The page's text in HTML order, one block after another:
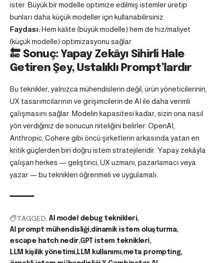
ister. Büyük bir modelle optimize edilmiş istemler üretip
bunları daha küçük modeller için kullanabilirsiniz.
Faydası: Hem kalite (büyük modelle) hem de hız/maliyet
(küçük modelle) optimizasyonu sağlar.
🔚 Sonuç: Yapay Zekâyı Sihirli Hale
Getiren Şey, Ustalıklı Prompt’lardır
Bu teknikler, yalnızca mühendislerin değil, ürün yöneticilerinin,
UX tasarımcılarının ve girişimcilerin de AI ile daha verimli
çalışmasını sağlar. Modelin kapasitesi kadar, sizin ona nasıl
yön verdiğiniz de sonucun niteliğini belirler. OpenAI,
Anthropic, Cohere gibi öncü şirketlerin arkasında yatan en
kritik güçlerden biri doğru istem stratejileridir. Yapay zekâyla
çalışan herkes — geliştirici, UX uzmanı, pazarlamacı veya
yazar — bu teknikleri öğrenmeli ve uygulamalı.
TAGGED: AI model debug teknikleri
AI prompt mühendisliği dinamik istem oluşturma
escape hatch nedir GPT istem teknikleri
LLM kişilik yönetimi LLM kullanımı meta prompting